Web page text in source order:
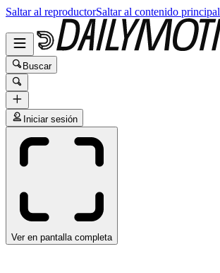
Saltar al reproductorSaltar al contenido principal
Buscar
Iniciar sesión
Ver en pantalla completa